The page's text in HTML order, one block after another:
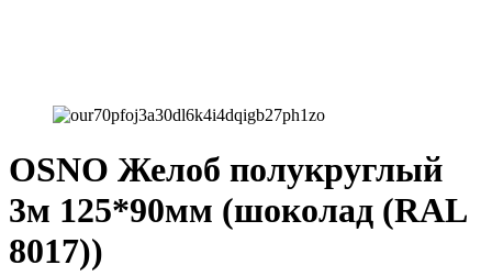
OSNO Желоб полукруглый
3м 125*90мм (шоколад (RAL
8017))